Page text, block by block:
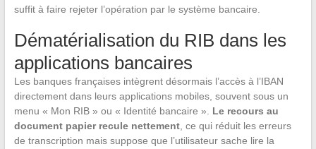
suffit à faire rejeter l’opération par le système bancaire.
Dématérialisation du RIB dans les
applications bancaires
Les banques françaises intègrent désormais l’accès à l’IBAN
directement dans leurs applications mobiles, souvent sous un
menu « Mon RIB » ou « Identité bancaire ». Le recours au
document papier recule nettement, ce qui réduit les erreurs
de transcription mais suppose que l’utilisateur sache lire la